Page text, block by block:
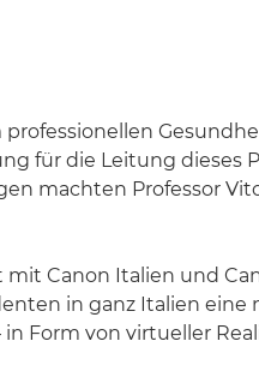
für die Leitung dieses
machten Professor
Canon Italien und
in ganz Italien eine
Form von virtueller